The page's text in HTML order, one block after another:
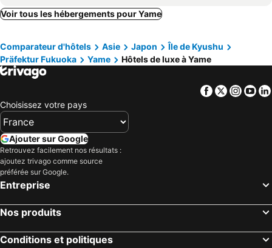
Oguni, hôtels de luxe
Yamaga, hôtels de luxe
Chikushino, hôtels de luxe
Kikuyo, hôtels de luxe
Ukiha, hôtels de luxe
Hita, hôtels de luxe
Iizuka, hôtels de luxe
Voir tous les hébergements pour Yame
Comparateur d'hôtels Asie Japon
Île de Kyushu
Präfektur Fukuoka
Yame Hôtels de luxe à Yame
Facebook
Twitter
Choisissez votre pays
Ajouter sur Google
Retrouvez facilement nos résultats :
ajoutez trivago comme source
préférée sur Google.
Entreprise
Nos produits
Conditions et politiques